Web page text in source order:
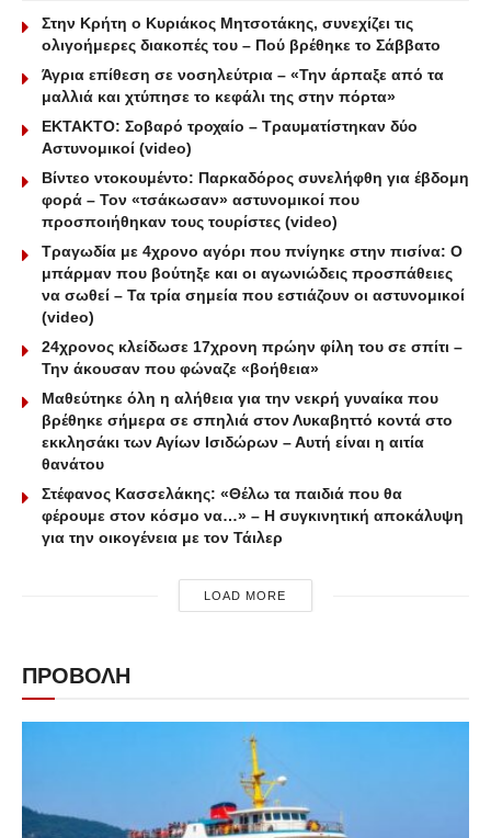
Στην Κρήτη ο Κυριάκος Μητσοτάκης, συνεχίζει τις
ολιγοήμερες διακοπές του – Πού βρέθηκε το Σάββατο
Άγρια επίθεση σε νοσηλεύτρια – «Την άρπαξε από τα
μαλλιά και χτύπησε το κεφάλι της στην πόρτα»
ΕΚΤΑΚΤΟ: Σοβαρό τροχαίο – Τραυματίστηκαν δύο
Αστυνομικοί (video)
Βίντεο ντοκουμέντο: Παρκαδόρος συνελήφθη για έβδομη
φορά – Τον «τσάκωσαν» αστυνομικοί που
προσποιήθηκαν τους τουρίστες (video)
Τραγωδία με 4χρονο αγόρι που πνίγηκε στην πισίνα: O
μπάρμαν που βούτηξε και οι αγωνιώδεις προσπάθειες
να σωθεί – Τα τρία σημεία που εστιάζουν οι αστυνομικοί
(video)
24χρονος κλείδωσε 17χρονη πρώην φίλη του σε σπίτι –
Την άκουσαν που φώναζε «βοήθεια»
Μαθεύτηκε όλη η αλήθεια για την νεκρή γυναίκα που
βρέθηκε σήμερα σε σπηλιά στον Λυκαβηττό κοντά στο
εκκλησάκι των Αγίων Ισιδώρων – Αυτή είναι η αιτία
θανάτου
Στέφανος Κασσελάκης: «Θέλω τα παιδιά που θα
φέρουμε στον κόσμο να…» – Η συγκινητική αποκάλυψη
για την οικογένεια με τον Τάιλερ
LOAD MORE
ΠΡΟΒΟΛΗ